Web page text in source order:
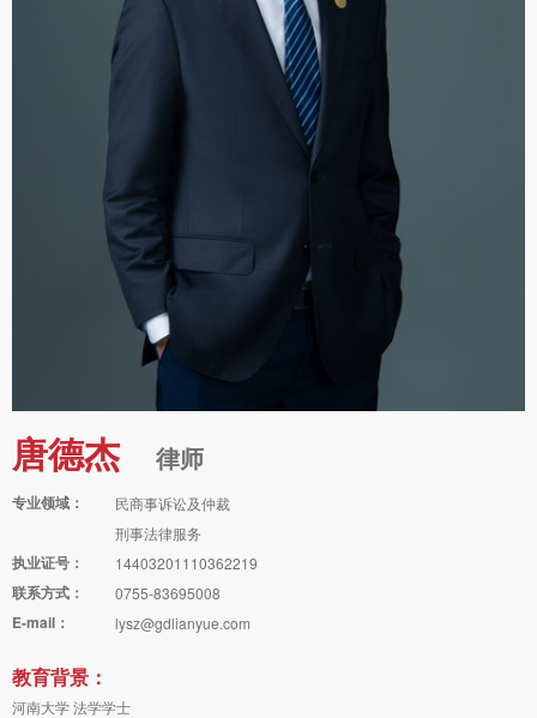
唐德杰 律师
专业领域：
民商事诉讼及仲裁
刑事法律服务
执业证号： 14403201110362219
联系方式： 0755-83695008
E-mail： lysz@gdlianyue.com
教育背景：
河南大学 法学学士